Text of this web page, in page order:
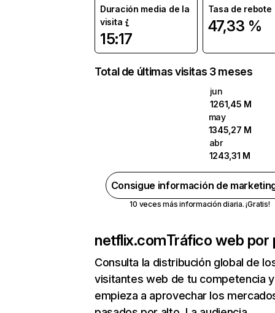
Duración media de la
visita
15:17
Tasa de rebote
47,33 %
Total de últimas visitas 3 meses
jun
1261,45 M
may
1345,27 M
abr
1243,31 M
Consigue información de
10 veces más información diaria. ¡Gratis!
netflix.comTráfico web por
Consulta la distribución global de
visitantes web de tu competencia y
empieza a aprovechar los